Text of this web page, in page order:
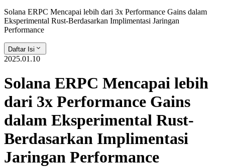
Solana ERPC Mencapai lebih dari 3x Performance Gains dalam
Eksperimental Rust-Berdasarkan Implimentasi Jaringan
Performance
Daftar Isi
2025.01.10
Solana ERPC Mencapai lebih
dari 3x Performance Gains
dalam Eksperimental Rust-
Berdasarkan Implimentasi
Jaringan Performance